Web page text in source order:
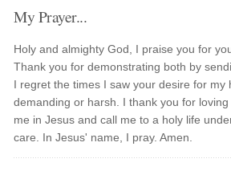
My Prayer...
Holy and almighty God, I praise you for
Thank you for demonstrating both by
I regret the times I saw your desire for my
demanding or harsh. I thank you for
me in Jesus and call me to a holy life
care. In Jesus' name, I pray. Amen.